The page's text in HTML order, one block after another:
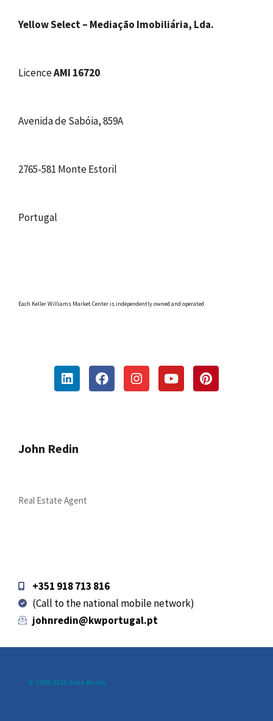
Yellow Select – Mediação Imobiliária, Lda.
LicenceAMI 16720
Avenida de Sabóia, 859A
2765-581 Monte Estoril
Portugal
Each Keller Williams Market Center is independently owned and operated
John Redin
Real Estate Agent
+351 918 713 816
(Call to the national mobile network)
johnredin@kwportugal.pt
© 2020-2025 John Redin